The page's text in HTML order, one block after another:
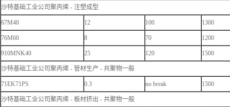
沙特基础工业公司聚丙烯 - 注塑成型
67M40 12 100 1300
76M60 8 70 1200
910MNK40 25 120 1500
沙特基础工业公司聚丙烯 - 管材生产 - 共聚物一般
71EK71PS 0.3 no break 1500
沙特基础工业公司聚丙烯 - 板材挤出 - 共聚物一般